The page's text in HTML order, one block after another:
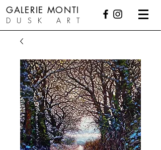
GALERIE MONTI
DUSK ART